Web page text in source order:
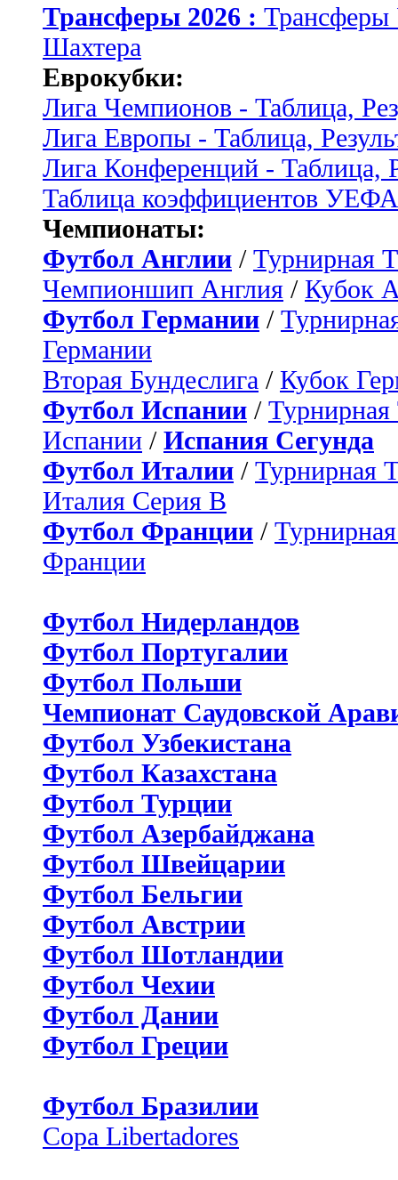
Трансферы 2026 :
Шахтера
Еврокубки:
Лига Чемпионов - Таблица,
Лига Европы - Таблица,
Лига Конференций - Таблица,
Таблица коэффициентов УЕФА
Чемпионаты:
Футбол Англии / Турнирная
Чемпионшип Англия / Кубок
Футбол Германии /
Германии
Вторая Бундеслига / Кубок
Футбол Испании / Турнирная
Испании / Испания Сегунда
Футбол Италии / Турнирная
Италия Серия B
Футбол Франции /
Франции
Футбол Нидерландов
Футбол Португалии
Футбол Польши
Чемпионат Саудовской
Футбол Узбекистана
Футбол Казахстана
Футбол Турции
Футбол Азербайджана
Футбол Швейцарии
Футбол Бельгии
Футбол Австрии
Футбол Шотландии
Футбол Чехии
Футбол Дании
Футбол Греции
Футбол Бразилии
Copa Libertadores